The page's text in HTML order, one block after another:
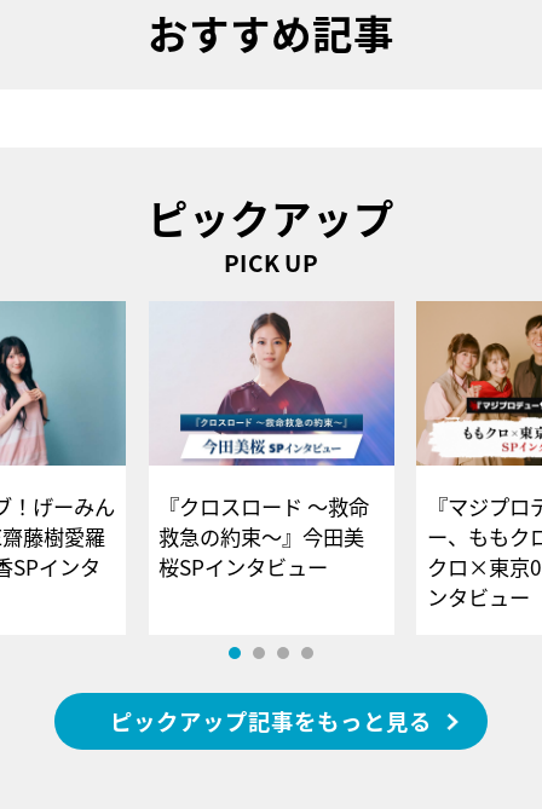
おすすめ記事
ピックアップ
PICK UP
！げーみん
藤樹愛羅
SPインタ
『クロスロード ～救命
救急の約束～』今田美
桜SPインタビュー
『マジプロ
ー、ももク
クロ×東京
ンタビュー
ピックアップ記事をもっと見る